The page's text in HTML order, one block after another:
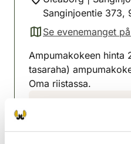
Sanginjoentie 373,
Se evenemanget
(avautuu uuteen
Ampumakokeen hinta
tasaraha)
Oma riistassa.